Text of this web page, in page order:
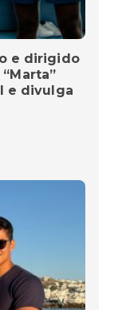
e dirigido
e divulga